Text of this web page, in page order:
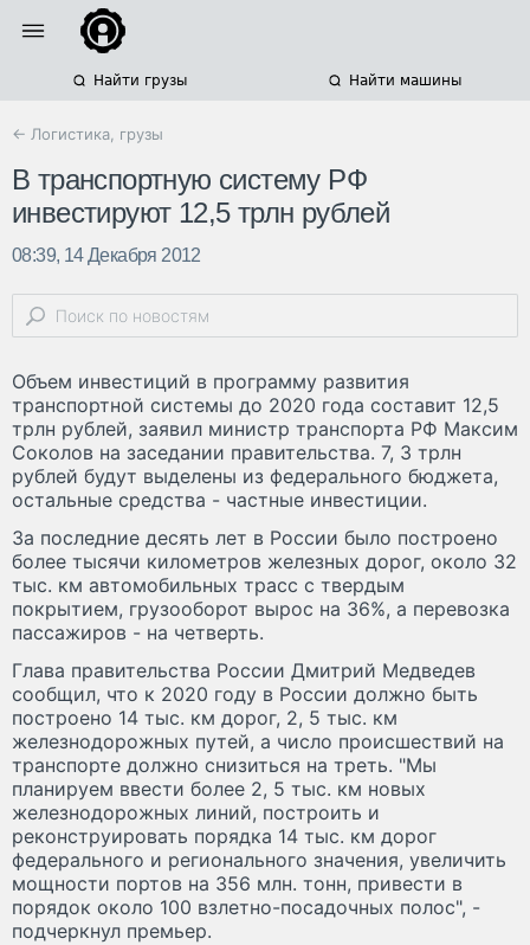
Найти грузы Найти машины
← Логистика, грузы
В транспортную систему РФ
инвестируют 12,5 трлн рублей
08:39, 14 Декабря 2012
Объем инвестиций в программу развития
транспортной системы до 2020 года составит 12,5
трлн рублей, заявил министр транспорта РФ Максим
Соколов на заседании правительства. 7, 3 трлн
рублей будут выделены из федерального бюджета,
остальные средства - частные инвестиции.
За последние десять лет в России было построено
более тысячи километров железных дорог, около 32
тыс. км автомобильных трасс с твердым
покрытием, грузооборот вырос на 36%, а перевозка
пассажиров - на четверть.
Глава правительства России Дмитрий Медведев
сообщил, что к 2020 году в России должно быть
построено 14 тыс. км дорог, 2, 5 тыс. км
железнодорожных путей, а число происшествий на
транспорте должно снизиться на треть. "Мы
планируем ввести более 2, 5 тыс. км новых
железнодорожных линий, построить и
реконструировать порядка 14 тыс. км дорог
федерального и регионального значения, увеличить
мощности портов на 356 млн. тонн, привести в
порядок около 100 взлетно-посадочных полос", -
подчеркнул премьер.